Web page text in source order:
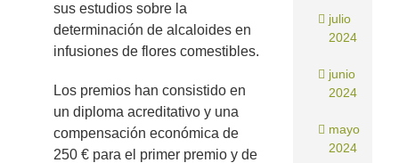
sus estudios sobre la
determinación de alcaloides en
infusiones de flores comestibles.
Los premios han consistido en
un diploma acreditativo y una
compensación económica de
250 € para el primer premio y de
julio
2024
junio
2024
mayo
2024